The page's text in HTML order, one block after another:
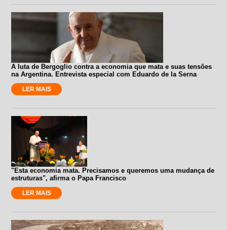
A luta de Bergoglio contra a economia que mata e suas tensões
na Argentina. Entrevista especial com Eduardo de la Serna
LER MAIS
"Esta economia mata. Precisamos e queremos uma mudança de
estruturas", afirma o Papa Francisco
LER MAIS